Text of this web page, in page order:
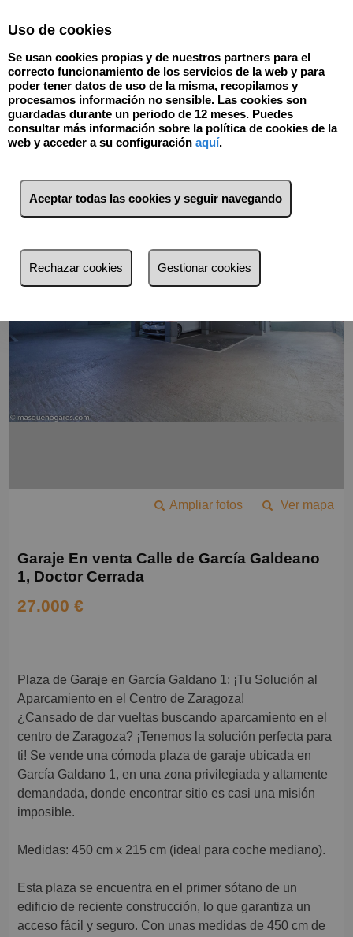
Volver
Ver mapa
Ampliar fotos
Garaje En venta Calle de García Galdeano
1, Doctor Cerrada
27.000 €
Plaza de Garaje en García Galdano 1: ¡Tu Solución al
Aparcamiento en el Centro de Zaragoza!
¿Cansado de dar vueltas buscando aparcamiento en el
centro de Zaragoza? ¡Tenemos la solución perfecta para
ti! Se vende una cómoda plaza de garaje ubicada en
García Galdano 1, en una zona privilegiada y altamente
demandada, donde encontrar sitio es casi una misión
imposible.
Medidas: 450 cm x 215 cm (ideal para coche mediano).
Esta plaza se encuentra en el primer sótano de un
edificio de reciente construcción, lo que garantiza un
acceso fácil y seguro. Con unas medidas de 450 cm de
Uso de cookies
Se usan cookies propias y de nuestros partners para el
correcto funcionamiento de los servicios de la web y para
poder tener datos de uso de la misma, recopilamos y
procesamos información no sensible. Las cookies son
guardadas durante un periodo de 12 meses. Puedes
consultar más información sobre la política de cookies de la
web y acceder a su configuración aquí.
Aceptar todas las cookies y seguir navegando
Rechazar cookies Gestionar cookies